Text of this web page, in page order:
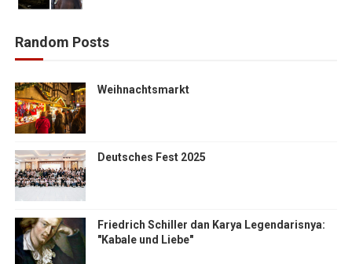
Random Posts
Weihnachtsmarkt
Deutsches Fest 2025
Friedrich Schiller dan Karya Legendarisnya:
"Kabale und Liebe"